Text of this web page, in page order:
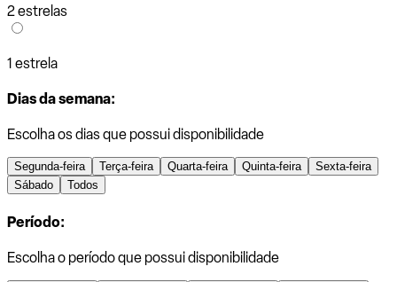
2 estrelas
1 estrela
Dias da semana:
Escolha os dias que possui disponibilidade
Segunda-feira Terça-feira Quarta-feira Quinta-feira
Sexta-feira
Sábado
Todos
Período:
Escolha o período que possui disponibilidade